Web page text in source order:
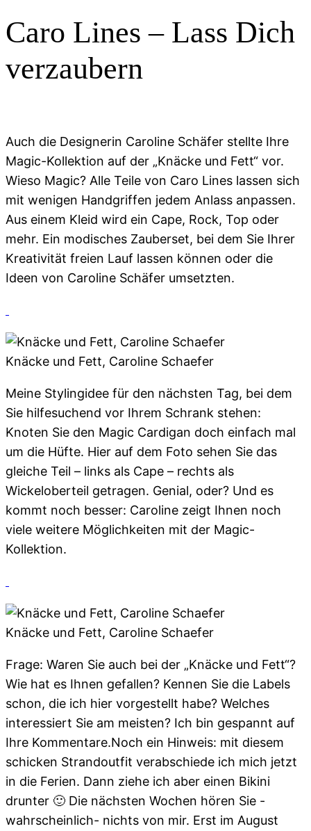
Caro Lines – Lass Dich
verzaubern
Auch die Designerin Caroline Schäfer stellte Ihre
Magic-Kollektion auf der „Knäcke und Fett“ vor.
Wieso Magic? Alle Teile von Caro Lines lassen sich
mit wenigen Handgriffen jedem Anlass anpassen.
Aus einem Kleid wird ein Cape, Rock, Top oder
mehr. Ein modisches Zauberset, bei dem Sie Ihrer
Kreativität freien Lauf lassen können oder die
Ideen von Caroline Schäfer umsetzten.
Knäcke und Fett, Caroline Schaefer
Meine Stylingidee für den nächsten Tag, bei dem
Sie hilfesuchend vor Ihrem Schrank stehen:
Knoten Sie den Magic Cardigan doch einfach mal
um die Hüfte. Hier auf dem Foto sehen Sie das
gleiche Teil – links als Cape – rechts als
Wickeloberteil getragen. Genial, oder? Und es
kommt noch besser: Caroline zeigt Ihnen noch
viele weitere Möglichkeiten mit der Magic-
Kollektion.
Knäcke und Fett, Caroline Schaefer
Frage: Waren Sie auch bei der „Knäcke und Fett“?
Wie hat es Ihnen gefallen? Kennen Sie die Labels
schon, die ich hier vorgestellt habe? Welches
interessiert Sie am meisten? Ich bin gespannt auf
Ihre Kommentare.Noch ein Hinweis: mit diesem
schicken Strandoutfit verabschiede ich mich jetzt
in die Ferien. Dann ziehe ich aber einen Bikini
drunter 🙂 Die nächsten Wochen hören Sie -
wahrscheinlich- nichts von mir. Erst im August